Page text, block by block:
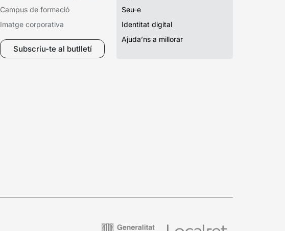
Campus de formació
Imatge corporativa
Subscriu-te al butlletí
Seu-e
Identitat digital
Ajuda’ns a millorar